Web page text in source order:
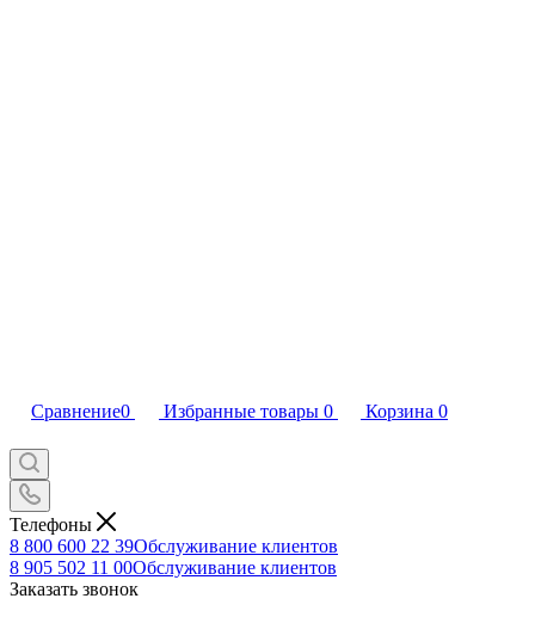
Сравнение0 Избранные товары 0 Корзина 0
Телефоны
8 800 600 22 39Обслуживание клиентов
8 905 502 11 00Обслуживание клиентов
Заказать звонок